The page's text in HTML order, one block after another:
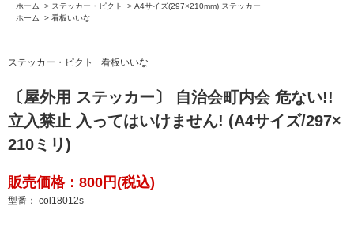
ホーム > ステッカー・ピクト > A4サイズ(297×210mm) ステッカー
ホーム
> 看板いいな
ステッカー・ピクト 看板いいな
〔屋外用 ステッカー〕 自治会町内会 危ない!!
立入禁止 入ってはいけません! (A4サイズ/297×
210ミリ)
販売価格：800円(税込)
型番： col18012s